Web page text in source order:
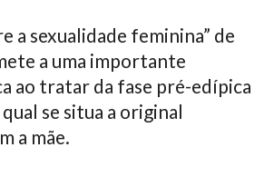
a sexualidade feminina” de
a uma importante
ao tratar da fase pré-edípica
se situa a original
a mãe.